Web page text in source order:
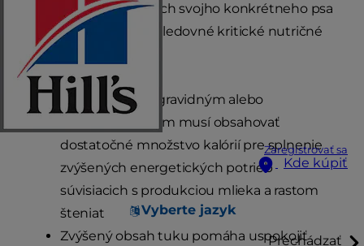
Zaregistrovať sa
Kde kúpiť
Vyberte jazyk
Prechádzať
špecifických potrebách svojho konkrétneho psa
a nezabúdajte na nasledovné kritické nutričné
zásady:
Krmivo určené gravidným alebo
dojčiacim sučkám musí obsahovať
dostatočné množstvo kalórií pre splnenie
zvýšených energetických potrieb
súvisiacich s produkciou mlieka a rastom
šteniat
Zvýšený obsah tuku pomáha uspokojiť